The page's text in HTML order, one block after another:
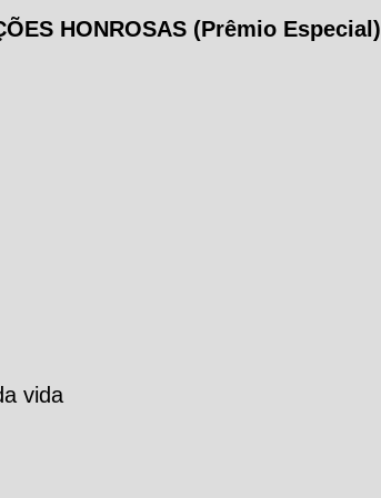
HONROSAS (Prêmio Especial)
vida